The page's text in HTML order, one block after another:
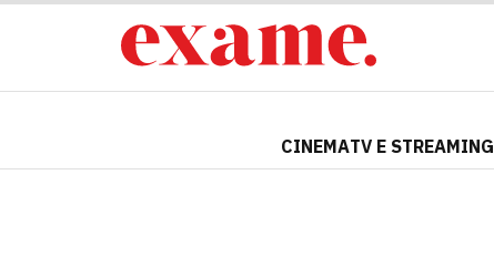
CINEMATV E STREAMING